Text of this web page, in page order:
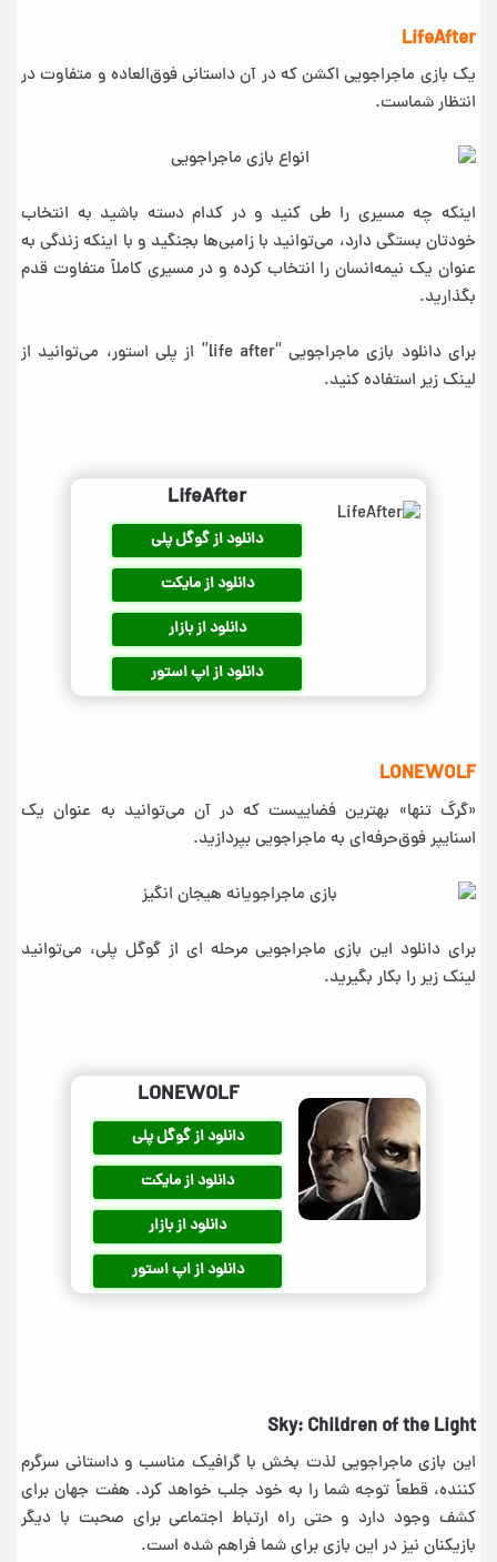
LifeAfter
یک بازی ماجراجویی اکشن که در آن داستانی فوق‌العاده و متفاوت در
انتظار شماست.
اینکه چه مسیری را طی کنید و در کدام دسته باشید به انتخاب
خودتان بستگی دارد، می‌توانید با زامبی‌ها بجنگید و با اینکه زندگی به
عنوان یک نیمه‌انسان را انتخاب کرده و در مسیری کاملاً متفاوت قدم
بگذارید.
برای دانلود بازی ماجراجویی “life after” از پلی استور، می‌توانید از
لینک زیر استفاده کنید.
LifeAfter
دانلود از گوگل پلی
دانلود از مایکت
دانلود از بازار
دانلود از اپ استور
LONEWOLF
«گرگ تنها» بهترین فضاییست که در آن می‌توانید به عنوان یک
اسنایپر فوق‌حرفه‌ای به ماجراجویی بپردازید.
برای دانلود این بازی ماجراجویی مرحله ای از گوگل پلی، می‌توانید
لینک زیر را بکار بگیرید.
LONEWOLF
دانلود از گوگل پلی
دانلود از مایکت
دانلود از بازار
دانلود از اپ استور
Sky: Children of the Light
این بازی ماجراجویی لذت بخش با گرافیک مناسب و داستانی سرگرم
کننده، قطعاً توجه شما را به خود جلب خواهد کرد. هفت جهان برای
کشف وجود دارد و حتی راه ارتباط اجتماعی برای صحبت با دیگر
بازیکنان نیز در این بازی برای شما فراهم شده است.